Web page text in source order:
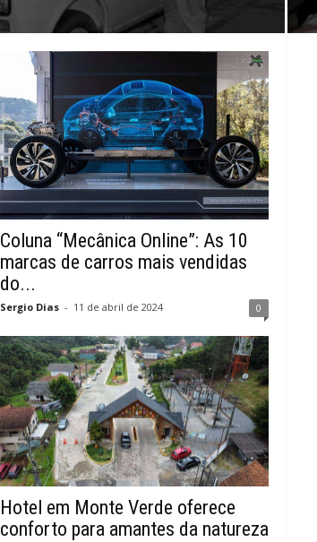
Coluna “Mecânica Online”: As 10
marcas de carros mais vendidas
do...
Sergio Dias - 11 de abril de 2024 0
Hotel em Monte Verde oferece
conforto para amantes da natureza